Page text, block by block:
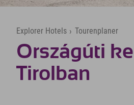
Explorer Hotels › Tourenplaner
Országúti
Tirolban